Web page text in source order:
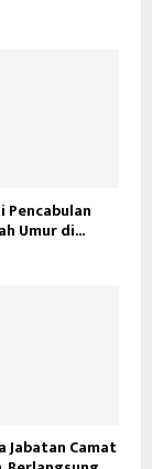
Pencabulan
Umur di...
Jabatan Camat